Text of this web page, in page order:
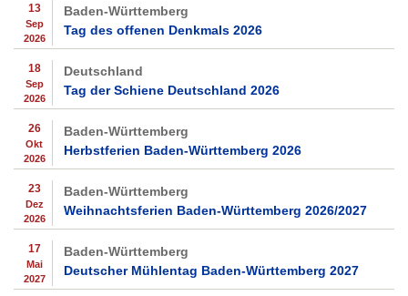
13
Sep
2026
Baden-Württemberg
Tag des offenen Denkmals 2026
18
Sep
2026
Deutschland
Tag der Schiene Deutschland 2026
26
Okt
2026
Baden-Württemberg
Herbstferien Baden-Württemberg 2026
23
Dez
2026
Baden-Württemberg
Weihnachtsferien Baden-Württemberg 2026/2027
17
Mai
2027
Baden-Württemberg
Deutscher Mühlentag Baden-Württemberg 2027